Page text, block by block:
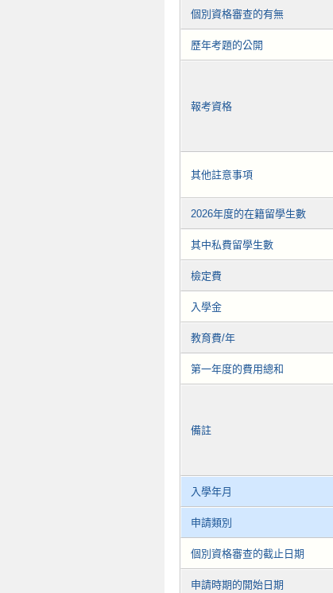
個別資格審查的有無
歷年考題的公開
報考資格
其他註意事項
2026年度的在籍留學生數
其中私費留學生數
檢定費
入學金
教育費/年
第一年度的費用總和
備註
入學年月
申請類別
個別資格審查的截止日期
申請時期的開始日期